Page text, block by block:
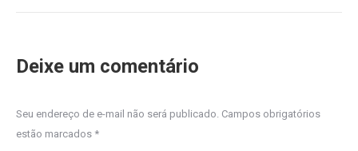
Deixe um comentário
Seu endereço de e-mail não será publicado. Campos obrigatórios
estão marcados *